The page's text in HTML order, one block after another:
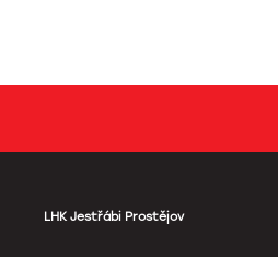
LHK Jestřábi Prostějov